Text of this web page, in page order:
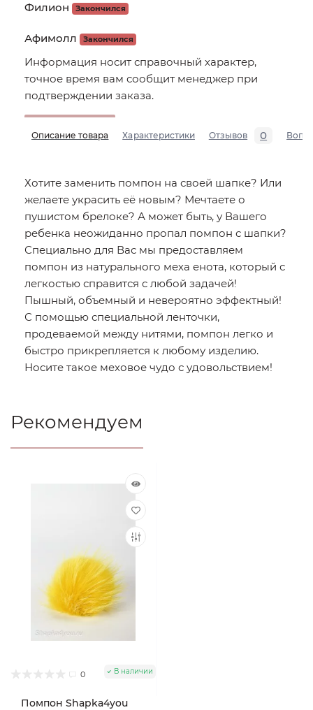
Филион Закончился
Афимолл Закончился
Информация носит справочный характер,
точное время вам сообщит менеджер при
подтверждении заказа.
Описание товара Характеристики Отзывов 0
Хотите заменить помпон на своей шапке? Или
желаете украсить её новым? Мечтаете о
пушистом брелоке? А может быть, у Вашего
ребенка неожиданно пропал помпон с шапки?
Специально для Вас мы предоставляем
помпон из натурального меха енота, который с
легкостью справится с любой задачей!
Пышный, объемный и невероятно эффектный!
С помощью специальной ленточки,
продеваемой между нитями, помпон легко и
быстро прикрепляется к любому изделию.
Носите такое меховое чудо с удовольствием!
Рекомендуем
0 В наличии
Помпон Shapka4you